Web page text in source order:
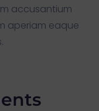
accusantium
aperiam eaque